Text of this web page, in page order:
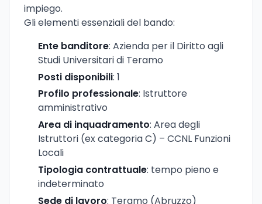
impiego.
Gli elementi essenziali del bando:
Ente banditore: Azienda per il Diritto agli
Studi Universitari di Teramo
Posti disponibili: 1
Profilo professionale: Istruttore
amministrativo
Area di inquadramento: Area degli
Istruttori (ex categoria C) – CCNL Funzioni
Locali
Tipologia contrattuale: tempo pieno e
indeterminato
Sede di lavoro: Teramo (Abruzzo)